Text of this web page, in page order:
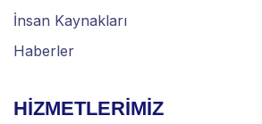
İnsan Kaynakları
Haberler
HİZMETLERİMİZ